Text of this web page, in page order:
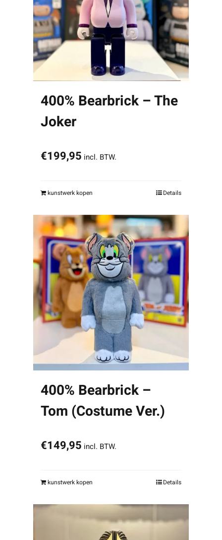
400% Bearbrick – The
Joker
€199,95 incl. BTW.
kunstwerk kopen Details
400% Bearbrick –
Tom (Costume Ver.)
€149,95 incl. BTW.
kunstwerk kopen Details